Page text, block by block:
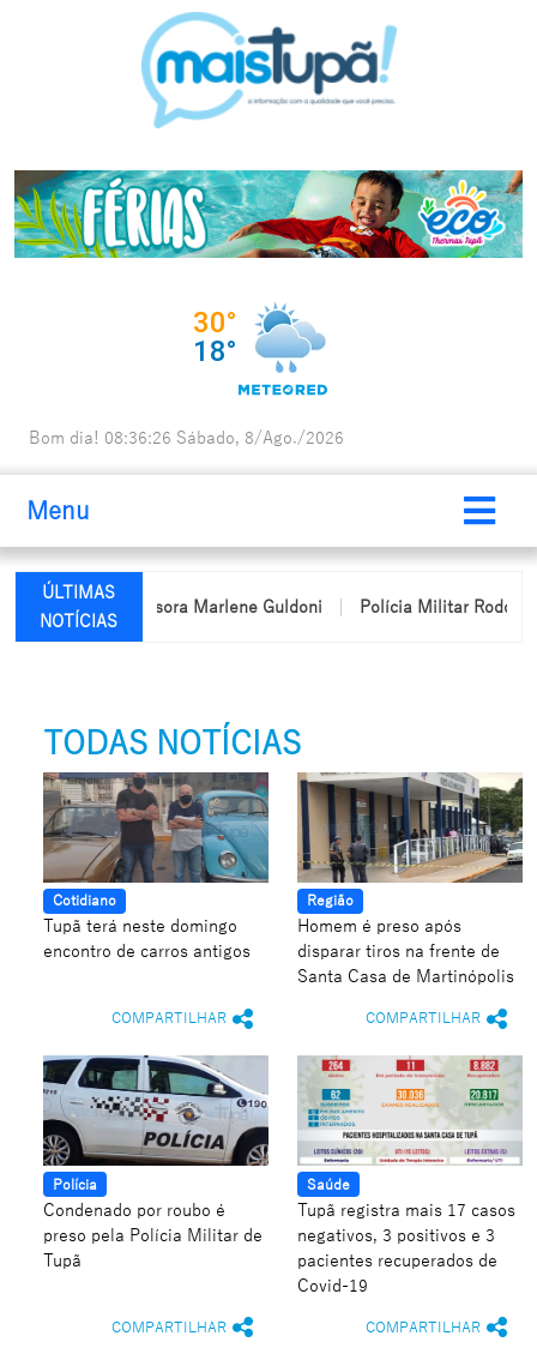
Bom dia! 08:36:27 Sábado, 8/Ago./2026
Menu
ÚLTIMAS
NOTÍCIAS
da professora Marlene Guldoni Polícia Militar Rodoviária
TODAS NOTÍCIAS
Cotidiano
Tupã terá neste domingo
encontro de carros antigos
COMPARTILHAR
Região
Homem é preso após
disparar tiros na frente de
Santa Casa de Martinópolis
COMPARTILHAR
Polícia
Condenado por roubo é
preso pela Polícia Militar de
Tupã
COMPARTILHAR
Saúde
Tupã registra mais 17 casos
negativos, 3 positivos e 3
pacientes recuperados de
Covid-19
COMPARTILHAR